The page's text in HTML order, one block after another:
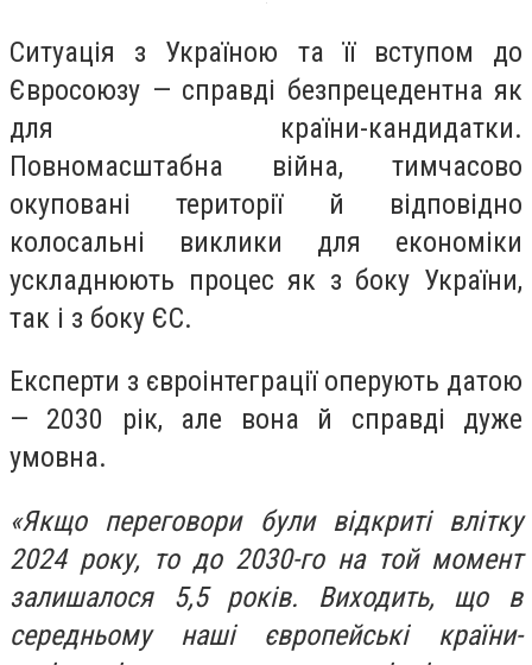
Ситуація з Україною та її вступом до
Євросоюзу — справді безпрецедентна як
для країни-кандидатки.
Повномасштабна війна, тимчасово
окуповані території й відповідно
колосальні виклики для економіки
ускладнюють процес як з боку України,
так і з боку ЄС.
Експерти з євроінтеграції оперують датою
— 2030 рік, але вона й справді дуже
умовна.
«Якщо переговори були відкриті влітку
2024 року, то до 2030-го на той момент
залишалося 5,5 років. Виходить, що в
середньому наші європейські країни-